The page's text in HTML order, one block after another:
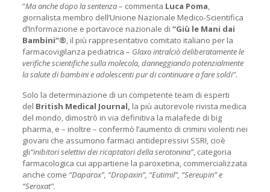
“Ma anche dopo la sentenza– commenta Luca Poma,
giornalista membro dell’Unione Nazionale Medico-Scientifica
d’Informazione e portavoce nazionale di “Giù le Mani dai
Bambini”®, il più rappresentativo comitato italiano per la
farmacovigilanza pediatrica – Glaxo intralciò deliberatamente le
verifiche scientifiche sulla molecola, danneggiando potenzialmente
la salute di bambini e adolescenti pur di continuare a fare soldi”.
Solo la determinazione di un competente team di esperti
del British Medical Journal, la più autorevole rivista medica
del mondo, dimostrò in via definitiva la malafede di big
pharma, e – inoltre – confermò l’aumento di crimini violenti nei
giovani che assumono farmaci antidepressivi SSRI, cioè
gli“inibitori selettivi dei ricaptatori della serotonina”, categoria
farmacologica cui appartiene la paroxetina, commercializzata
anche come “Daparox”, “Dropaxin”, “Eutimil”, “Sereupin” e
“Seroxat”.